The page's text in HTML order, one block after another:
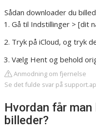
Sådan downloader du
Gå til Indstillinger > [dit
Tryk på iCloud, og tryk
Vælg Hent og behold
Anmodning om fjernelse
Se det fulde svar på
Hvordan får
billeder?